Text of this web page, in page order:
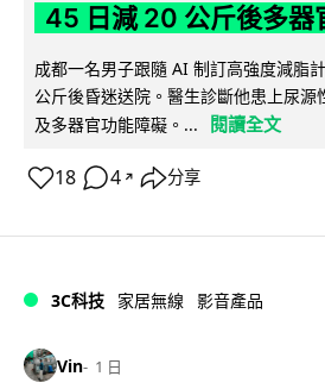
45 日減 20 公斤後多器
成都一名男子跟隨 AI 制訂高強度減脂
公斤後昏迷送院。醫生診斷他患上尿源
及多器官功能障礙。...
閱讀全文
18 4 ↗ 分享
3C科技 家居無線 影音產品
Vin 1 日